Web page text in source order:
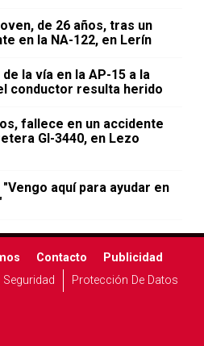
de 26 años, tras un
en la NA-122, en Lerín
la vía en la AP-15 a la
conductor resulta herido
fallece en un accidente
GI-3440, en Lezo
aquí para ayudar en
Contacto
Publicidad
Seguridad Protección De Datos